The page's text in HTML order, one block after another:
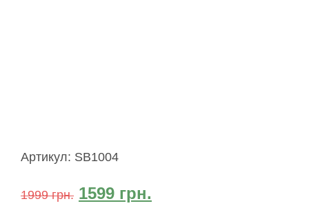
Артикул: SB1004
1999грн. 1599 грн.